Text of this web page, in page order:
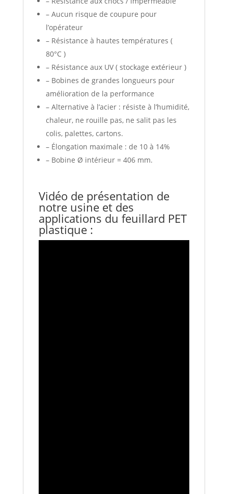
– Aucun risque de coupure pour
l’opérateur
– Résistance à hautes températures (
80°C )
– Résistance aux UV ( stockage extérieur )
– Bobines de grandes longueurs pour
amélioration de la performance
– Alternative à l’acier : résiste à l’humidité,
chaleur, ne rouille pas, ne salit pas les
colis, palettes, cartons.
– Élongation maximale : de 10 à 14%
– Bobine Ø intérieur = 406 mm.
Vidéo de présentation de
notre usine et des
applications du feuillard PET
plastique :